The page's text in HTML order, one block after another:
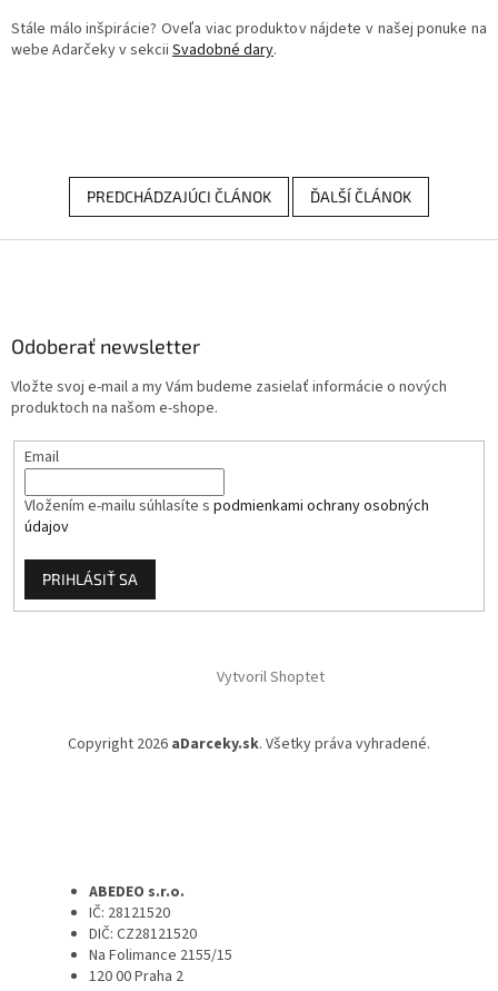
Stále málo inšpirácie? Oveľa viac produktov nájdete v našej ponuke na
webe Adarčeky v sekcii Svadobné dary.
PREDCHÁDZAJÚCI ČLÁNOK ĎALŠÍ ČLÁNOK
Odoberať newsletter
Vložte svoj e-mail a my Vám budeme zasielať informácie o nových
produktoch na našom e-shope.
Email
Vložením e-mailu súhlasíte s podmienkami ochrany osobných
údajov
PRIHLÁSIŤ SA
Vytvoril Shoptet
Copyright 2026 aDarceky.sk. Všetky práva vyhradené.
ABEDEO s.r.o.
IČ: 28121520
DIČ: CZ28121520
Na Folimance 2155/15
120 00 Praha 2